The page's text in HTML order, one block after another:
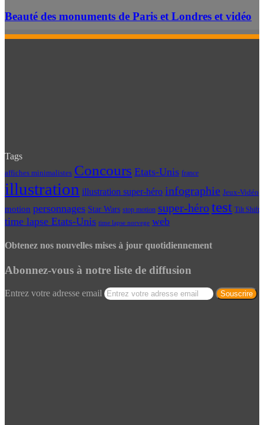
Beauté des monuments de Paris et Londres et vidéo
Tags
affiches minimalistes Concours Etats-Unis france
illustration illustration super-héro infographie Jeux-Vidéo
motion personnages Star Wars stop motion super-hérotest Tilt Shift
time lapse Etats-Unis time lapse norvege web
Obtenez nos nouvelles mises à jour quotidiennement
Abonnez-vous à notre liste de diffusion
Entrez votre adresse email